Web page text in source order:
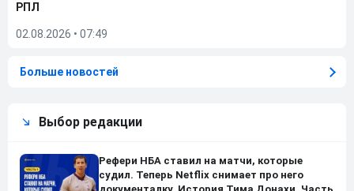
РПЛ
02.08.2026 • 07:49
Больше новостей
Выбор редакции
Рефери НБА ставил на матчи, которые
судил. Теперь Netflix снимает про него